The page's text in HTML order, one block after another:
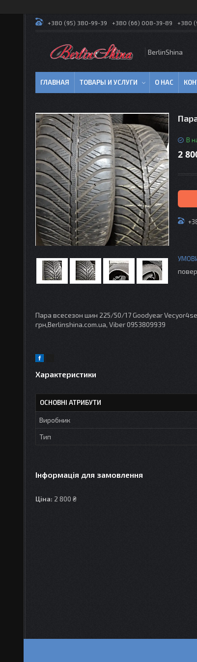
+380 (95) 380-99-39 +380 (66) 008-39-89 +380
BerlinShina
ГЛАВНАЯ ТОВАРЫ И УСЛУГИ О НАС
В
2
Пара всесезон шин 225/50/17 Goodyear
грн,Berlinshina.com.ua, Viber 0953809939
Характеристики
ОСНОВНІ АТРИБУТИ
Виробник
Тип
Інформація для замовлення
Ціна: 2 800 ₴